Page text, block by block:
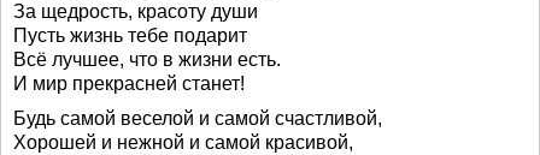
За щедрость, красоту души
Пусть жизнь тебе подарит
Всё лучшее, что в жизни есть.
И мир прекрасней станет!
Будь самой веселой и самой счастливой,
Хорошей и нежной и самой красивой,